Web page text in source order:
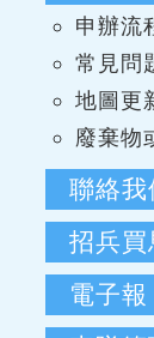
申辦流
常見問
地圖更
廢棄物
聯絡我
招兵買
電子報